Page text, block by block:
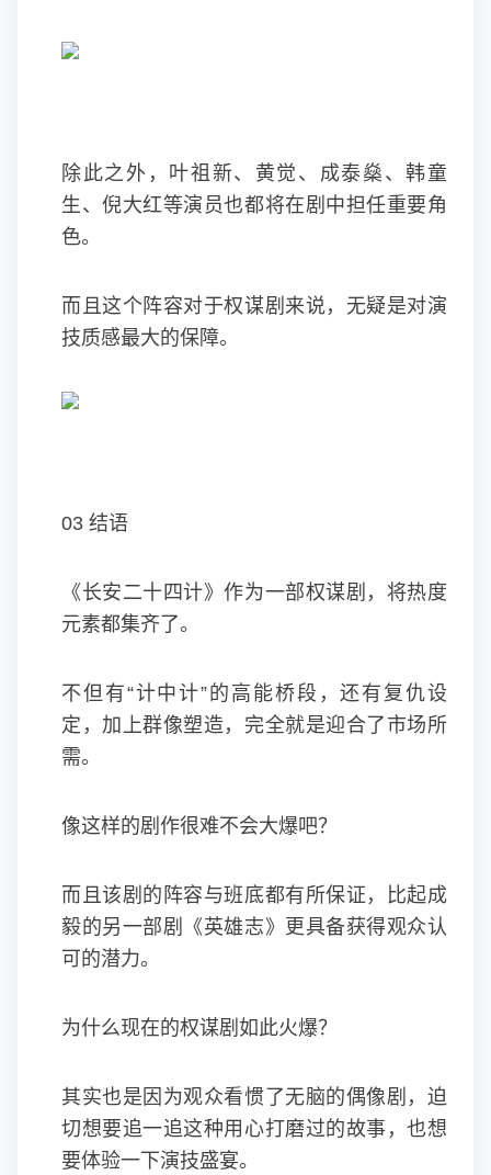
除此之外，叶祖新、黄觉、成泰燊、韩童
生、倪大红等演员也都将在剧中担任重要角
色。
而且这个阵容对于权谋剧来说，无疑是对演
技质感最大的保障。
03 结语
《长安二十四计》作为一部权谋剧，将热度
元素都集齐了。
不但有“计中计”的高能桥段，还有复仇设
定，加上群像塑造，完全就是迎合了市场所
需。
像这样的剧作很难不会大爆吧？
而且该剧的阵容与班底都有所保证，比起成
毅的另一部剧《英雄志》更具备获得观众认
可的潜力。
为什么现在的权谋剧如此火爆？
其实也是因为观众看惯了无脑的偶像剧，迫
切想要追一追这种用心打磨过的故事，也想
要体验一下演技盛宴。